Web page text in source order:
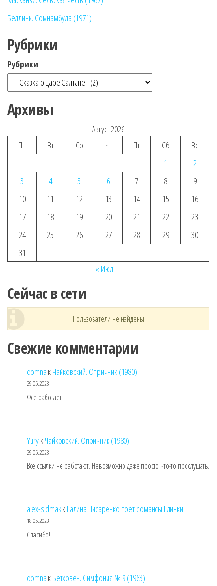
Беллини. Сомнамбула (1971)
Рубрики
Рубрики
Архивы
Август 2026
Пн
Вт Ср Чт Пт Сб
Вс
1
2
3
4 5 6 7 8
9
10
11 12 13 14 15
16
17
18 19 20 21 22
23
24
25 26 27 28 29
30
31
« Июл
Сейчас в сети
Пользователи не найдены
Свежие комментарии
domna кЧайковский. Опричник (1980)
29.05.2023
Фсе работает.
YuryкЧайковский. Опричник (1980)
29.05.2023
Все ссылки не работают. Невозможно даже просто что-то прослушать.
alex-sidmakкГалина Писаренко поет романсы Глинки
18.05.2023
Спасибо!
domna кБетховен. Симфония № 9 (1963)